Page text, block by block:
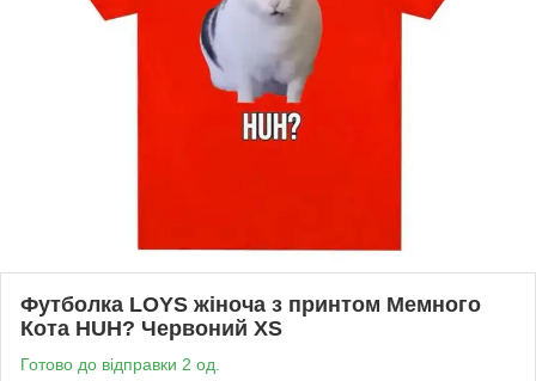
Футболка LOYS жіноча з принтом Мемного
Кота HUH? Червоний XS
Готово до відправки 2 од.